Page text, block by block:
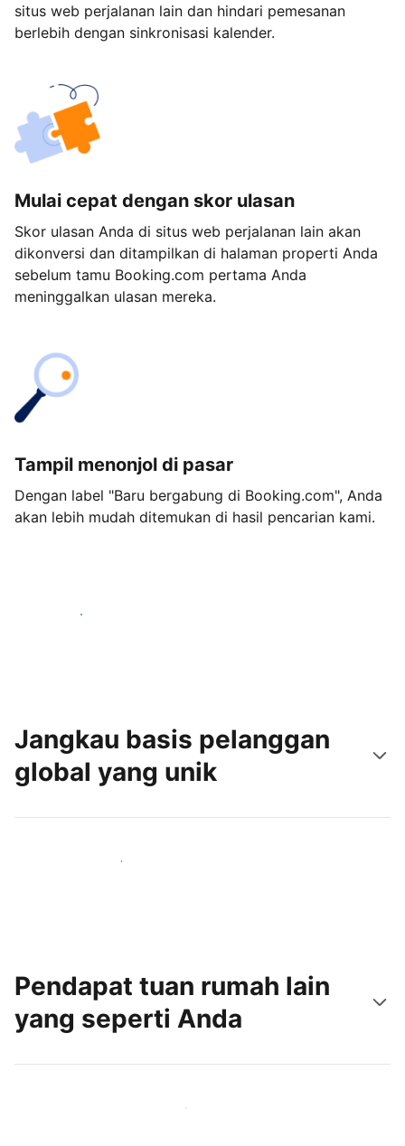
situs web perjalanan lain dan hindari pemesanan
berlebih dengan sinkronisasi kalender.
Mulai cepat dengan skor ulasan
Skor ulasan Anda di situs web perjalanan lain akan
dikonversi dan ditampilkan di halaman properti Anda
sebelum tamu Booking.com pertama Anda
meninggalkan ulasan mereka.
Tampil menonjol di pasar
Dengan label "Baru bergabung di Booking.com", Anda
akan lebih mudah ditemukan di hasil pencarian kami.
Mulai sekarang
Jangkau basis pelanggan
global yang unik
Jangkau tamu baru hari ini
Pendapat tuan rumah lain
yang seperti Anda
Gabung dengan tuan rumah lain seperti Anda